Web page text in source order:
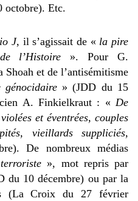
octobre). Etc.
J, il s’agissait de « la pire
l’Histoire ». Pour G.
Shoah et de l’antisémitisme
génocidaire » (JDD du 15
A. Finkielkraut : « De
et éventrées, couples
vieillards suppliciés,
De nombreux médias
», mot repris par
du 10 décembre) ou par la
(La Croix du 27 février